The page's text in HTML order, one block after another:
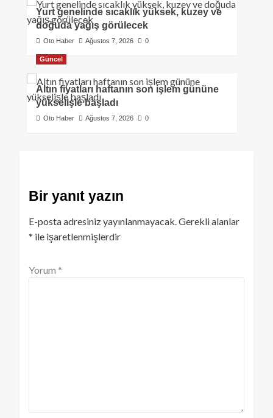
Yurt genelinde sıcaklık yüksek, kuzey ve
doğuda yağış görülecek
Oto Haber Ağustos 7, 2026 0
Güncel
Altın fiyatları haftanın son işlem gününe
yükselişle başladı
Oto Haber Ağustos 7, 2026 0
Bir yanıt yazın
E-posta adresiniz yayınlanmayacak.Gerekli alanlar
* ile işaretlenmişlerdir
Yorum *